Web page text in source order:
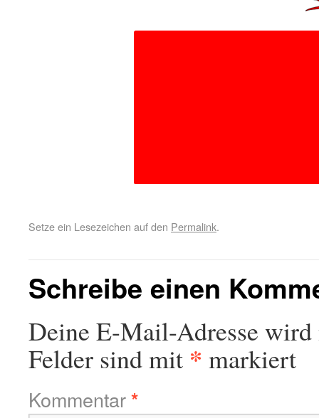
Setze ein Lesezeichen auf den Permalink.
Schreibe einen
Deine E-Mail-Adresse
Felder sind mit * markiert
Kommentar*